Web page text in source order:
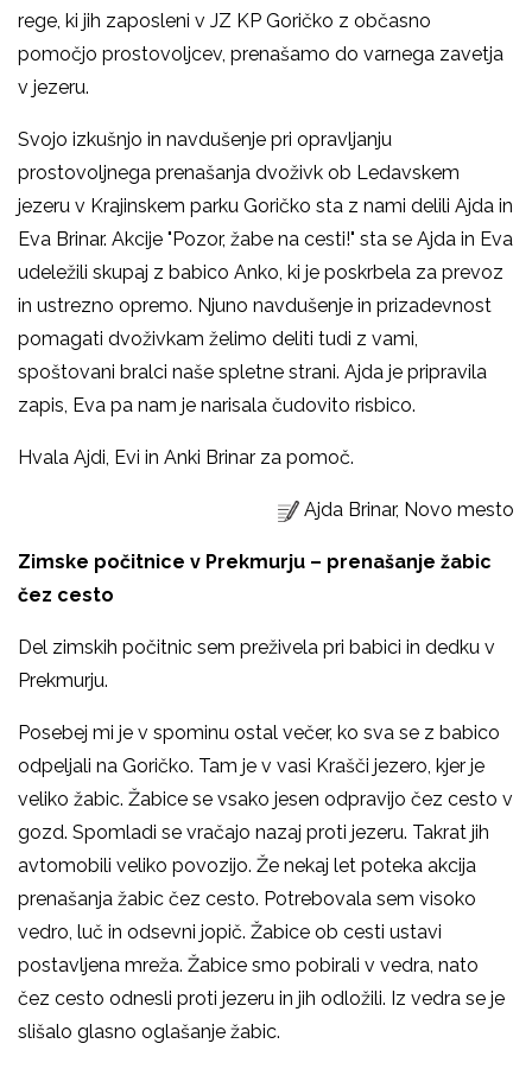
rege, ki jih zaposleni v JZ KP Goričko z občasno
pomočjo prostovoljcev, prenašamo do varnega zavetja
v jezeru.
Svojo izkušnjo in navdušenje pri opravljanju
prostovoljnega prenašanja dvoživk ob Ledavskem
jezeru v Krajinskem parku Goričko sta z nami delili Ajda in
Eva Brinar. Akcije "Pozor, žabe na cesti!" sta se Ajda in Eva
udeležili skupaj z babico Anko, ki je poskrbela za prevoz
in ustrezno opremo. Njuno navdušenje in prizadevnost
pomagati dvoživkam želimo deliti tudi z vami,
spoštovani bralci naše spletne strani. Ajda je pripravila
zapis, Eva pa nam je narisala čudovito risbico.
Hvala Ajdi, Evi in Anki Brinar za pomoč.
Ajda Brinar, Novo mesto
Zimske počitnice v Prekmurju – prenašanje žabic
čez cesto
Del zimskih počitnic sem preživela pri babici in dedku v
Prekmurju.
Posebej mi je v spominu ostal večer, ko sva se z babico
odpeljali na Goričko. Tam je v vasi Krašči jezero, kjer je
veliko žabic. Žabice se vsako jesen odpravijo čez cesto v
gozd. Spomladi se vračajo nazaj proti jezeru. Takrat jih
avtomobili veliko povozijo. Že nekaj let poteka akcija
prenašanja žabic čez cesto. Potrebovala sem visoko
vedro, luč in odsevni jopič. Žabice ob cesti ustavi
postavljena mreža. Žabice smo pobirali v vedra, nato
čez cesto odnesli proti jezeru in jih odložili. Iz vedra se je
slišalo glasno oglašanje žabic.